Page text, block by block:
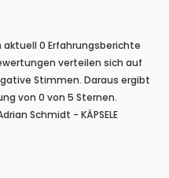
0 Erfahrungsberichte
verteilen sich auf
Stimmen. Daraus ergibt
von 0 von 5 Sternen.
Schmidt - KÄPSELE